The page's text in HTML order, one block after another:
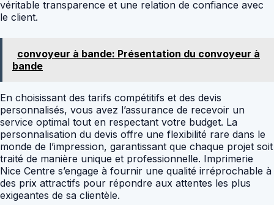
véritable transparence et une relation de confiance avec
le client.
convoyeur à bande: Présentation du convoyeur à
bande
En choisissant des tarifs compétitifs et des devis
personnalisés, vous avez l’assurance de recevoir un
service optimal tout en respectant votre budget. La
personnalisation du devis offre une flexibilité rare dans le
monde de l’impression, garantissant que chaque projet soit
traité de manière unique et professionnelle. Imprimerie
Nice Centre s’engage à fournir une qualité irréprochable à
des prix attractifs pour répondre aux attentes les plus
exigeantes de sa clientèle.